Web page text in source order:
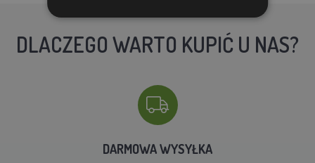
DLACZEGO WARTO KUPIĆ U NAS?
DARMOWA WYSYŁKA